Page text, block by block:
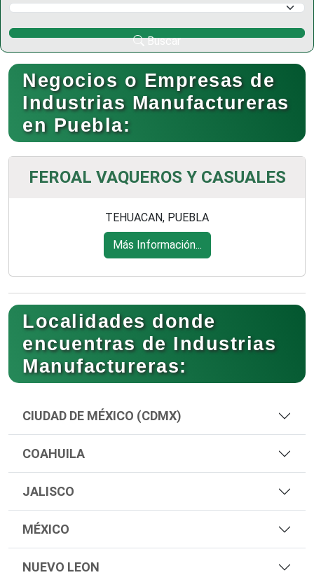
Selecciona un Municipio
Buscar
Negocios o Empresas de
Industrias Manufactureras
en Puebla:
FEROAL VAQUEROS Y CASUALES
TEHUACAN, PUEBLA
Más Información...
Localidades donde
encuentras de Industrias
Manufactureras:
CIUDAD DE MÉXICO (CDMX)
COAHUILA
JALISCO
MÉXICO
NUEVO LEON